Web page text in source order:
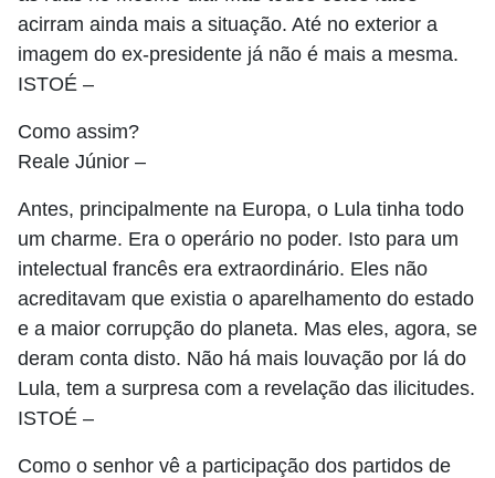
acirram ainda mais a situação. Até no exterior a
imagem do ex-presidente já não é mais a mesma.
ISTOÉ –
Como assim?
Reale Júnior –
Antes, principalmente na Europa, o Lula tinha todo
um charme. Era o operário no poder. Isto para um
intelectual francês era extraordinário. Eles não
acreditavam que existia o aparelhamento do estado
e a maior corrupção do planeta. Mas eles, agora, se
deram conta disto. Não há mais louvação por lá do
Lula, tem a surpresa com a revelação das ilicitudes.
ISTOÉ –
Como o senhor vê a participação dos partidos de